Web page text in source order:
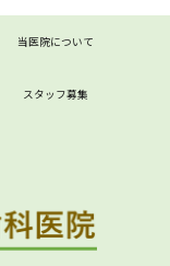
当医院について
スタッフ募集